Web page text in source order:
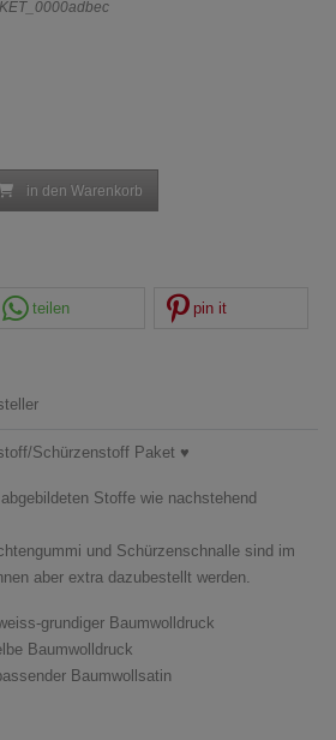
in den Warenkorb
teilen pin it
Schürzenstoff Paket ♥
Stoffe wie nachstehend
und Schürzenschnalle sind im
aber extra dazubestellt werden.
grundiger Baumwolldruck
Baumwolldruck
Baumwollsatin